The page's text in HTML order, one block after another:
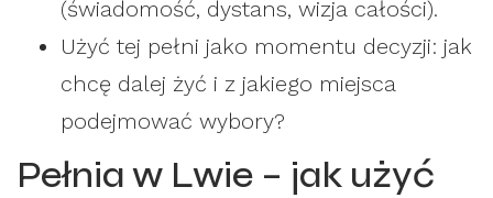
(świadomość, dystans, wizja całości).
Użyć tej pełni jako momentu decyzji: jak
chcę dalej żyć i z jakiego miejsca
podejmować wybory?
Pełnia w Lwie – jak użyć